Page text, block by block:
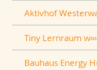
Aktivhof
Tiny Lernraum
Bauhaus Energy